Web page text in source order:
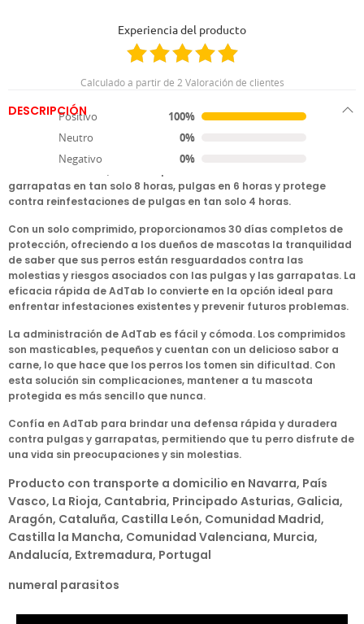
Experiencia del producto
Calculado a partir de 2 Valoración de clientes
Positivo
100%
Neutro
0%
Negativo
0%
DESCRIPCIÓN
Presentamos AdTab, el comprimido sin prescripción más veloz y
eficaz para combatir pulgas y garrapatas en perros. Con una
garrapatas en tan solo 8 horas, pulgas en 6 horas y protege
contra reinfestaciones de pulgas en tan solo 4 horas.
Con un solo comprimido, proporcionamos 30 días completos de
protección, ofreciendo a los dueños de mascotas la tranquilidad
de saber que sus perros están resguardados contra las
molestias y riesgos asociados con las pulgas y las garrapatas. La
eficacia rápida de AdTab lo convierte en la opción ideal para
enfrentar infestaciones existentes y prevenir futuros problemas.
La administración de AdTab es fácil y cómoda. Los comprimidos
son masticables, pequeños y cuentan con un delicioso sabor a
carne, lo que hace que los perros los tomen sin dificultad. Con
esta solución sin complicaciones, mantener a tu mascota
protegida es más sencillo que nunca.
Confía en AdTab para brindar una defensa rápida y duradera
contra pulgas y garrapatas, permitiendo que tu perro disfrute de
una vida sin preocupaciones y sin molestias.
Producto con transporte a domicilio en Navarra, País
Vasco, La Rioja, Cantabria, Principado Asturias, Galicia,
Aragón, Cataluña, Castilla León, Comunidad Madrid,
Castilla la Mancha, Comunidad Valenciana, Murcia,
Andalucía, Extremadura, Portugal
numeral parasitos